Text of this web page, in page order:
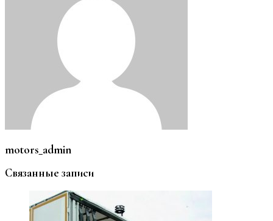
motors_admin
Связанные записи